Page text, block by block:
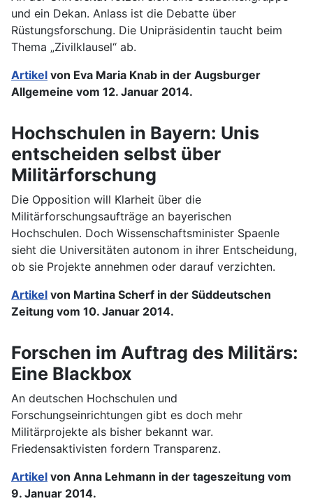
und ein Dekan. Anlass ist die Debatte über
Rüstungsforschung. Die Unipräsidentin taucht beim
Thema „Zivilklausel“ ab.
Artikel von Eva Maria Knab in der Augsburger
Allgemeine vom 12. Januar 2014.
Hochschulen in Bayern: Unis
entscheiden selbst über
Militärforschung
Die Opposition will Klarheit über die
Militärforschungsaufträge an bayerischen
Hochschulen. Doch Wissenschaftsminister Spaenle
sieht die Universitäten autonom in ihrer Entscheidung,
ob sie Projekte annehmen oder darauf verzichten.
Artikel von Martina Scherf in der Süddeutschen
Zeitung vom 10. Januar 2014.
Forschen im Auftrag des Militärs:
Eine Blackbox
An deutschen Hochschulen und
Forschungseinrichtungen gibt es doch mehr
Militärprojekte als bisher bekannt war.
Friedensaktivisten fordern Transparenz.
Artikel von Anna Lehmann in der tageszeitung vom
9. Januar 2014.